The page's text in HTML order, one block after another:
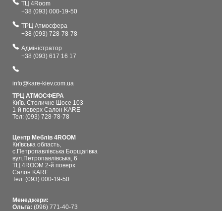
ТЦ 4Room
+38 (093) 000-19-50
ТРЦ Атмосфера
+38 (093) 728-78-78
Адміністратор
+38 (093) 617 16 17
info@kare-kiev.com.ua
ТРЦ АТМОСФЕРА
Київ. Столичне Шосе 103
1-й поверх Салон KARE
Тел: (093) 728-78-78
Центр Меблів 4ROOM
Київська область,
с.Петропавлівська Борщагівка
вул.Петропавлівська, 6
ТЦ 4ROOM 2-й поверх
Салон KARE
Тел: (093) 000-19-50
Менеджери:
Ольга: (096) 771-40-73